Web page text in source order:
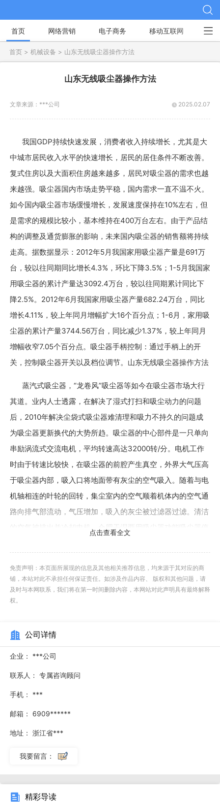
首页 网络营销 电子商务 移动互联网 社
首页 > 机械设备 > 山东无线吸尘器操作方法
山东无线吸尘器操作方法
2025.02.07
文章来源： ***公司
我国GDP持续快速发展，消费者收入持续增长，尤其是大
中城市居民收入水平的快速增长，居民的居住条件不断改善。
复式住房以及大面积住房越来越多，居民对吸尘器的需求也越
来越强。吸尘器国内市场走势平稳，国内需求一直不温不火。
如今国内吸尘器市场缓慢增长，发展速度保持在10%左右，但
是需求的规模比较小，基本维持在400万台左右。由于产品结
构的调整及通货膨胀的影响，未来国内吸尘器的销售额将持续
走高。据数据显示：2012年5月我国家用吸尘器产量是691万
台，较以往同期同比增长4.3%，环比下降3.5%；1-5月我国家
用吸尘器的累计产量达3092.4万台，较以往同期累计同比下
降2.5%。2012年6月我国家用吸尘器产量682.24万台，同比
增长4.11%，较上年同月增幅扩大16个百分点；1-6月，家用吸
尘器的累计产量3744.56万台，同比减少1.37%，较上年同月
增幅收窄7.05个百分点。吸尘器手柄控制：通过手柄上的开
关，控制吸尘器开关以及档位调节。山东无线吸尘器操作方法
蒸汽式吸尘器，“龙卷风”吸尘器等如今在吸尘器市场大行
其道。业内人士透露，在解决了湿式打扫和吸尘动力的问题
后，2010年解决尘袋式吸尘器难清理和吸力不持久的问题成
为吸尘器更新换代的大势所趋。吸尘器的中心部件是一只单向
串励涡流式交流电机，平均转速高达32000转/分。电机工作
时由于转速比较快，在吸尘器的前腔产生真空，外界大气压高
于吸尘器内部，吸入口将地面带有灰尘的空气吸入。随着与电
机轴相连的叶轮的回转，集尘室内的空气顺着机体内的空气通
路向排气部流动，气压增加，吸入的灰尘被过滤器过滤。清洁
的空气被排出并冷却电机。合肥干湿两用吸尘器功能吸尘器停
商用吸尘器的工作原理是吸尘器电机高速旋转，从吸入口
吸入空气,使尘桶内产生一定的真空，灰尘通过刷头配件、主
吸管进入尘桶内的尘袋或尘格中，灰尘被留在尘袋或桶身内，
一般采用HEPA(海帕)过滤器的方式，透气度较低，且过滤更
干净更安全。海帕是舶来品，它是一种高效过滤器，可以将极
小的灰尘挡住，效率达到99.97%，透气度是较低的，因此都
做成波浪形以增加透气面积，可反复清洗。而无纺尘袋或纸袋
的过滤材料比较理想，用到一定程度后可即弃，卫生又方便。
我们讲的四好工业吸尘器究竟是哪四好呢？下面我们就给
大家讲解一下，就是从工业吸尘器的四个方面来选择工业吸尘
统、工业吸尘器配件、其他工业吸尘器细节。首先看工业吸尘
标准，看吸力够强劲。吸力单位是由真空度体现的。真空度越
点击查看全文
免责声明：本页面所展现的信息及其他相关推荐信息，均来源于其对应的商
铺，本站对此不承担任何保证责任。如涉及作品内容、 版权和其他问题，请
及时与本网联系，我们将在第一时间删除内容，本网站对此声明具有最终解释
权。
公司详情
企业： ***公司
联系人： 专属咨询顾问
手机： ***
邮箱： 6909******
地址： 浙江省***
我要留言：
精彩导读